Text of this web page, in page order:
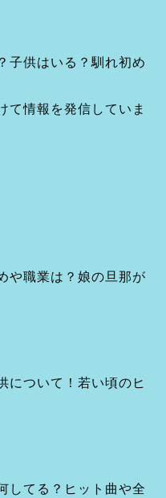
子供はいる？馴れ初め
て情報を発信していま
や職業は？娘の旦那が
について！若い頃のヒ
してる？ヒット曲や全